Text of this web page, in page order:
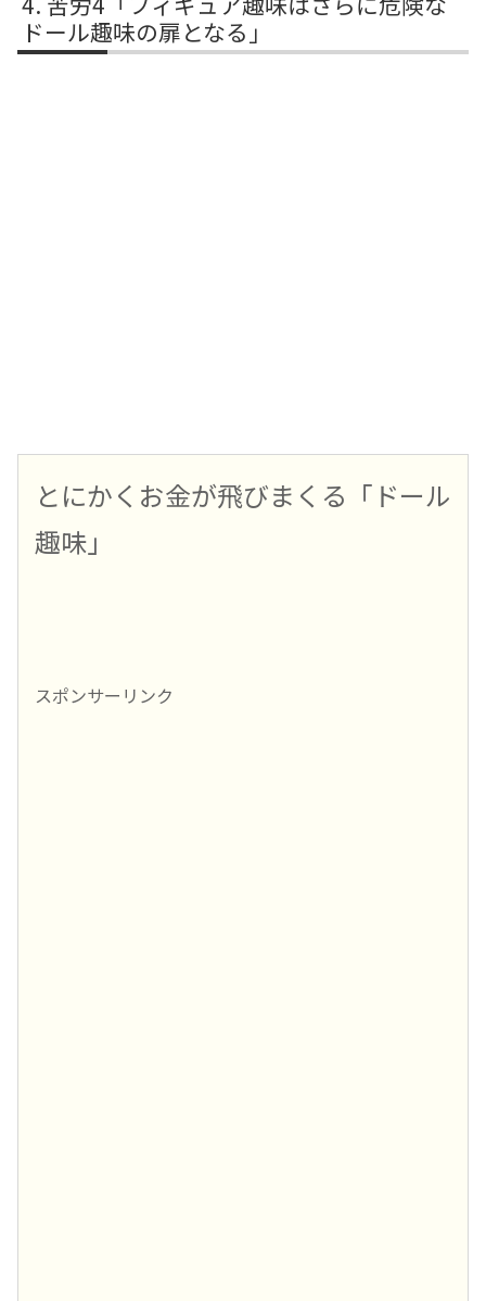
ドール趣味の扉となる」
とにかくお金が飛びまくる「ドール
趣味」
スポンサーリンク